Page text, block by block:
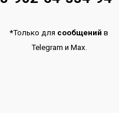
*Только для сообщений в
Telegram и Max.